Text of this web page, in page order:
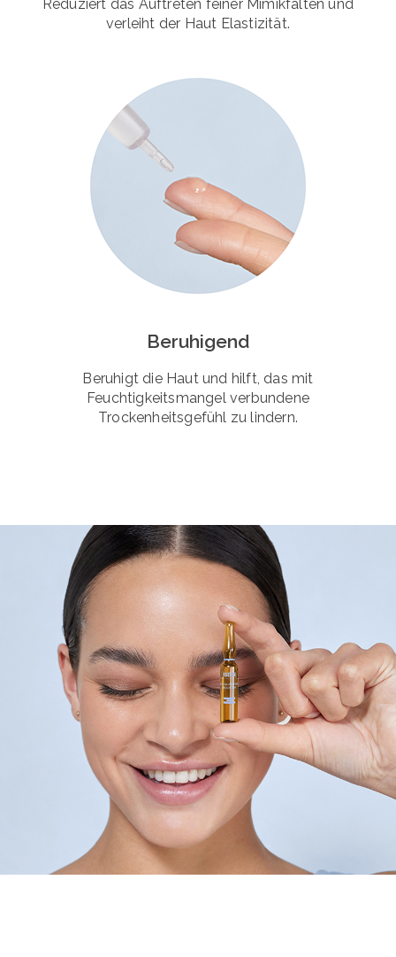
Reduziert das Auftreten feiner Mimikfalten und
verleiht der Haut Elastizität.
Beruhigend
Beruhigt die Haut und hilft, das mit
Feuchtigkeitsmangel verbundene
Trockenheitsgefühl zu lindern.